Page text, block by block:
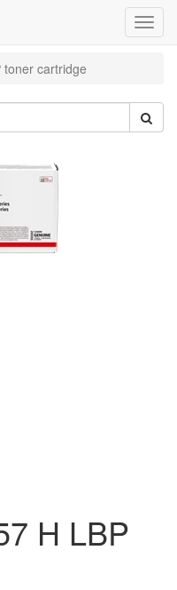
toner cartridge
H LBP